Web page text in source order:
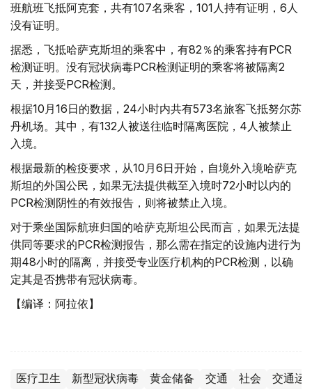
班航班飞抵阿克套，共有107名乘客，101人持有证明，6人
没有证明。
据悉，飞抵哈萨克斯坦的乘客中，有82％的乘客持有PCR
检测证明。没有冠状病毒PCR检测证明的乘客将被隔离2
天，并接受PCR检测。
根据10月16日的数据，24小时内共有573名旅客飞抵努尔苏
丹机场。其中，有132人被送往临时隔离医院，4人被禁止
入境。
根据最新的检疫要求，从10月6日开始，自境外入境哈萨克
斯坦的外国公民，如果无法提供截至入境时72小时以内的
PCR检测阴性的有效报告，则将被禁止入境。
对于乘坐国际航班归国的哈萨克斯坦公民而言，如果无法提
供同等要求的PCR检测报告，那么需在指定的设施内进行为
期48小时的隔离，并接受专业医疗机构的PCR检测，以确
定其是否携带有冠状病毒。
【编译：阿拉依】
医疗卫生 新型冠状病毒 黄金储备 交通 社会 交通运